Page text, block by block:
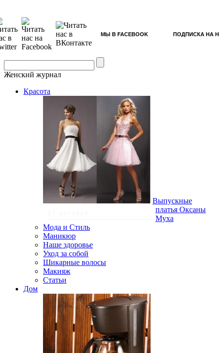
МЫ В FACEBOOK ПОДПИСКА НА
Женский журнал
Красота
Выпускные
платья Оксаны
Муха
Мода и Стиль
Маникюр
Наше здоровье
Уход за собой
Шикарные волосы
Макияж
Статьи
Дом